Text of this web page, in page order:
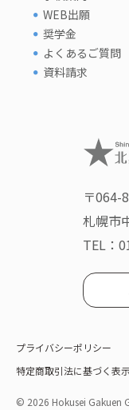
WEB出願
奨学金
よくあるご質問
資料請求
〒064-
札幌市
TEL：
プライバシーポリシー
特定商取引法に基づく表
© 2026 Hokusei Gakuen